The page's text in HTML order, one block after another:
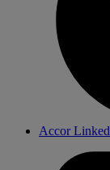
Accor